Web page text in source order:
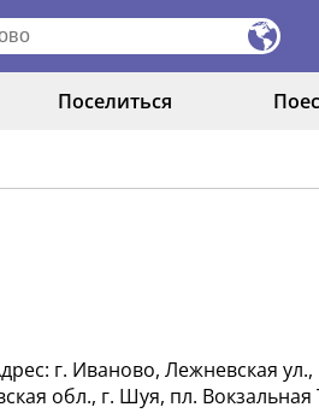
Поселиться
г. Иваново, Лежневская
обл., г. Шуя, пл.